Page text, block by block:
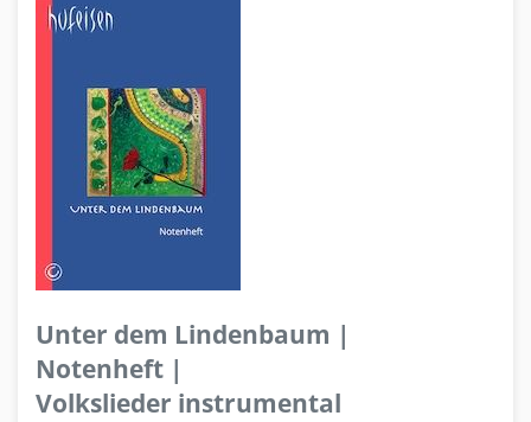
Unter dem Lindenbaum |
Notenheft |
Volkslieder instrumental